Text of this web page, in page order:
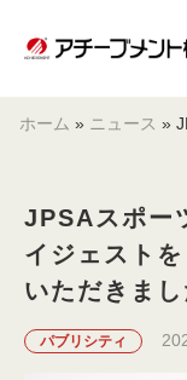
ホーム » ニュース »
JPSAスポー
イジェスト
いただきまし
パブリシティ